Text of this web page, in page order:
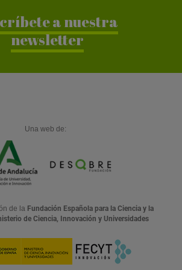
a nuestra
newsletter
Una web de:
de la Fundación Española para la Ciencia y la
de Ciencia, Innovación y Universidades